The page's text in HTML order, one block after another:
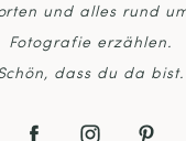
und alles rund
Fotografie erzählen.
dass du da bist.